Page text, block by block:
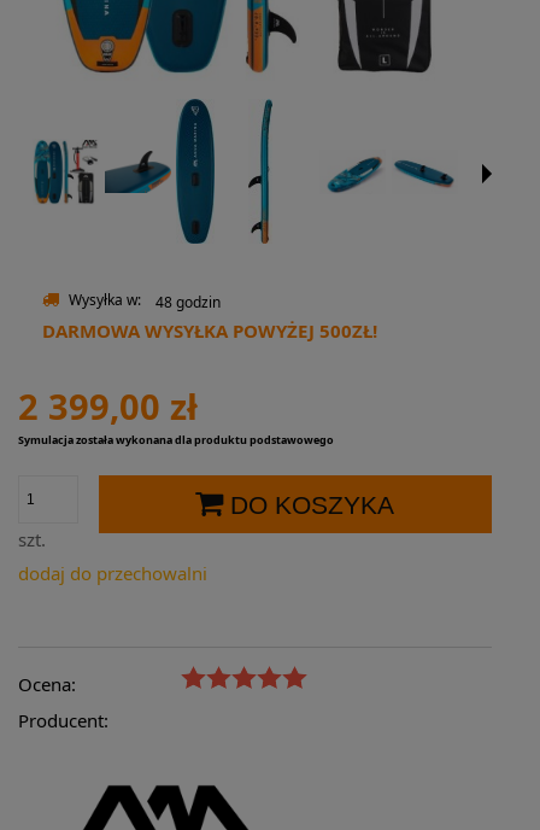
Wysyłka w: 48 godzin
DARMOWA WYSYŁKA POWYŻEJ 500ZŁ!
2 399,00 zł
Symulacja została wykonana dla produktu podstawowego
szt.
DO KOSZYKA
dodaj do przechowalni
Ocena:
Producent: